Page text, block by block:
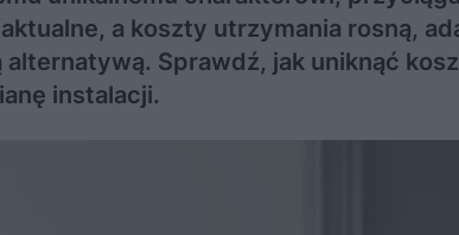
a koszty utrzymania rosną,
Sprawdź, jak uniknąć
instalacji.